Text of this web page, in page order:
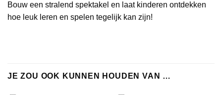
Bouw een stralend spektakel en laat kinderen ontdekken
hoe leuk leren en spelen tegelijk kan zijn!
JE ZOU OOK KUNNEN HOUDEN VAN …